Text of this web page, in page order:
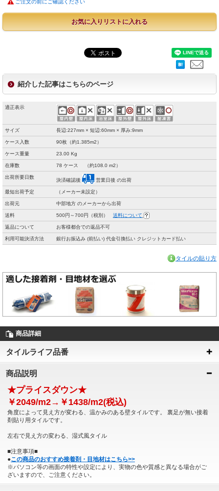
ご注文の前にご確認ください
お気に入りリストに入れる
紹介した記事はこちらのページ
適正表示
サイズ 長辺:227mm × 短辺:60mm × 厚み:9mm
ケース入数 90枚（約1.385m2）
ケース重量 23.00 Kg
在庫数 78 ケース （約108.0 m2）
出荷所要日数
決済確認後 営業日後 の出荷
最短出荷予定 （メーカー未設定）
出荷元 中部地方 のメーカーから出荷
送料 500円～700円（税別） 送料について
返品について お客様都合での返品不可
利用可能決済方法 銀行お振込み (前払い) 代金引換払い クレジットカード払い
タイルの貼り方
商品詳細
タイルライフ品番
商品説明
★プライスダウン★
￥2049/m2→￥1438/m2(税込)
角度によって見え方が変わる、温かみのある壁タイルです。 裏足が無い接着
剤貼り用タイルです。
左右で見え方の変わる、湿式風タイル
■注意事項■
●この商品のおすすめ接着剤・目地材はこちら>>
※パソコン等の画面の特性や設定により、実物の色や質感と異なる場合がご
ざいますので、ご注意ください。